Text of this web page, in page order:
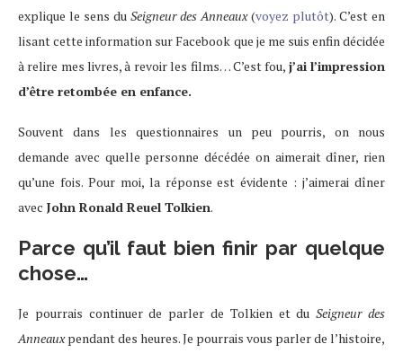
explique le sens du Seigneur des Anneaux(voyez plutôt). C’est en
lisant cette information sur Facebook que je me suis enfin décidée
à relire mes livres, à revoir les films… C’est fou, j’ai l’impression
d’être retombée en enfance.
Souvent dans les questionnaires un peu pourris, on nous
demande avec quelle personne décédée on aimerait dîner, rien
qu’une fois. Pour moi, la réponse est évidente : j’aimerai dîner
avec John Ronald Reuel Tolkien.
Parce qu’il faut bien finir par quelque
chose…
Je pourrais continuer de parler de Tolkien et duSeigneur des
Anneauxpendant des heures. Je pourrais vous parler de l’histoire,